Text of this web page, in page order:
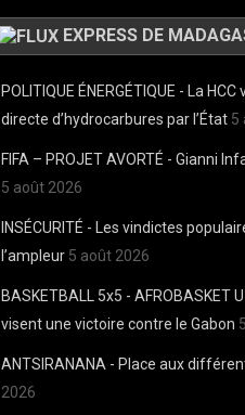
EXPRESS DE
POLITIQUE ÉNERGÉTIQUE - La
directe d’hydrocarbures par l’État 5
FIFA – PROJET AVORTÉ - Gianni
5 août 2026
INSÉCURITÉ - Les vindictes
l’ampleur 5 août 2026
BASKETBALL 5x5 - AFROBASKET
visent une victoire contre le Gabon
ANTSIRANANA - Place aux
2026